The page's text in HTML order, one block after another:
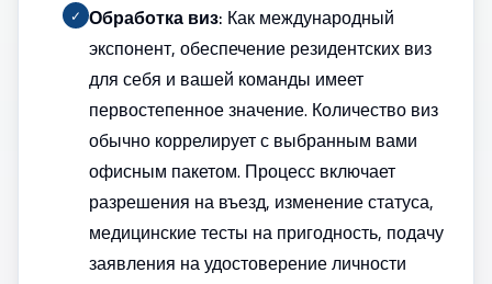
✓ Обработка виз: Как международный
экспонент, обеспечение резидентских виз
для себя и вашей команды имеет
первостепенное значение. Количество виз
обычно коррелирует с выбранным вами
офисным пакетом. Процесс включает
разрешения на въезд, изменение статуса,
медицинские тесты на пригодность, подачу
заявления на удостоверение личности